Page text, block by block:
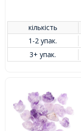
кількість
1-2 упак.
3+ упак.